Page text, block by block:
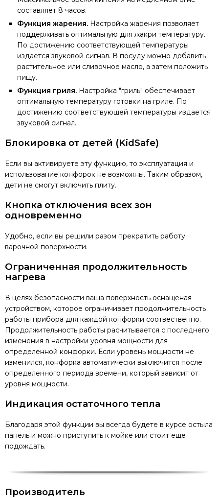
составляет 8 часов.
Функция жарения. Настройка жарения позволяет
поддерживать оптимальную для жакри температуру.
По достижению соответствующей температуры
издается звуковой сигнал. В посуду можно добавить
растительное или сливочное масло, а затем положить
пищу.
Функция гриля. Настройка "гриль" обеспечивает
оптимальную температуру готовки на гриле. По
достижению соответствующей температуры издается
звуковой сигнал.
Блокировка от детей (KidSafe)
Если вы активируете эту функцию, то эксплуатация и
использование конфорок не возможны. Таким образом,
дети не смогут включить плиту.
Кнопка отключения всех зон
одновременно
Удобно, если вы решили разом прекратить работу
варочной поверхности.
Ограниченная продолжительность
нагрева
В целях безопасности ваша поверхность оснащеная
устройством, которое ограничивает продолжительность
работы прибора для каждой конфорки соотвественно.
Продолжительность работы расчитывается с последнего
изменения в настройки уровня мощности для
определенной конфорки. Если уровень мощности не
изменился, конфорка автоматически выключится после
определенного периода времени, который зависит от
уровня мощности.
Индикация остаточного тепла
Благодаря этой функции вы всегда будете в курсе остыла
панель и можно приступить к мойке или стоит еще
подождать.
Производитель